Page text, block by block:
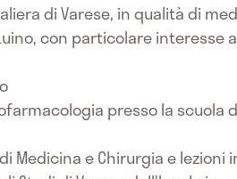
di Varese, in qualità di
con particolare interesse
presso la scuola
Medicina e Chirurgia e lezioni